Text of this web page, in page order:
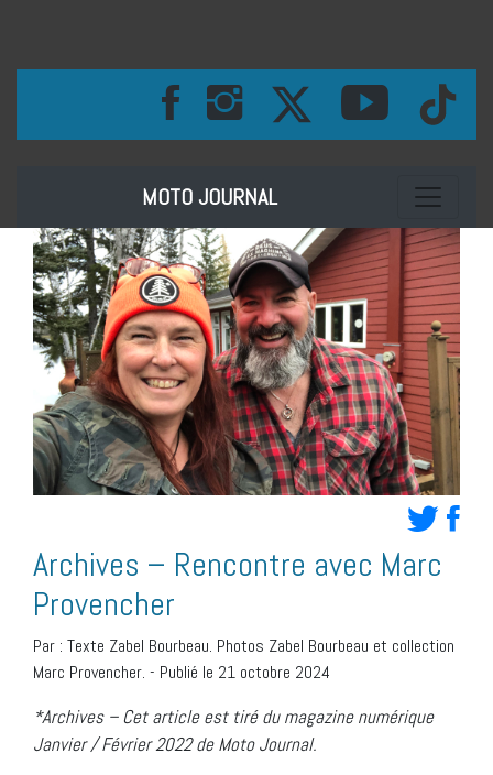
MOTO JOURNAL Toggle
Archives – Rencontre avec Marc
Provencher
Par : Texte Zabel Bourbeau. Photos Zabel Bourbeau et collection
Marc Provencher. - Publié le 21 octobre 2024
*Archives – Cet article est tiré du magazine numérique
Janvier / Février 2022 de Moto Journal.